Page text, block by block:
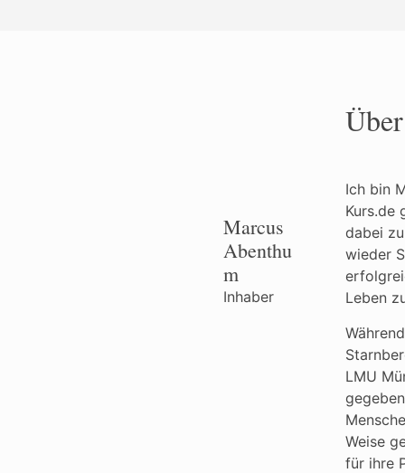
Marcus
Abenthu
m
Inhaber
Ich bin
Kurs.de
dabei
wieder
Leben
LMU
Weise
für ihre